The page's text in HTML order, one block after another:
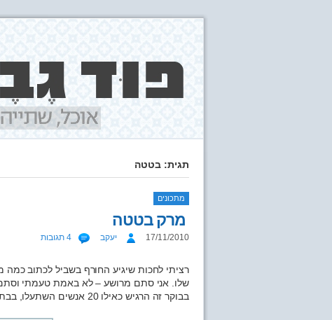
תגית: בטטה
מתכונים
מרק בטטה
17/11/2010 יעקב 4 תגובות
רציתי לחכות שיגיע החורף בשביל לכתוב
שלו. אני סתם מרושע – לא באמת טעמתי
בבוקר זה הרגיש כאילו 20 אנשים השתעלו, בבת אחת, לתוך הפנים שלי.